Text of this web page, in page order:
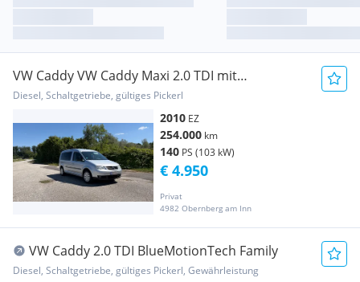
VW Caddy VW Caddy Maxi 2.0 TDI mit
Campingbox & 7 Sitzen
Diesel, Schaltgetriebe, gültiges Pickerl
2010 EZ
254.000 km
140 PS (103 kW)
Privat
4982 Obernberg am Inn
€ 4.950
VW Caddy 2.0 TDI BlueMotionTech Family
Diesel, Schaltgetriebe, gültiges Pickerl, Gewährleistung